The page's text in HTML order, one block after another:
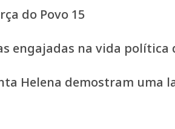
do Povo 15
engajadas na vida política
Helena demostram uma